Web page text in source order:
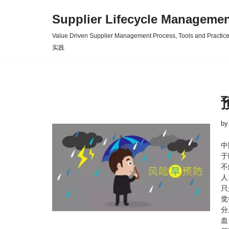
Supplier Lifecycle
Value Driven Supplier Management Process, Tools and
实践